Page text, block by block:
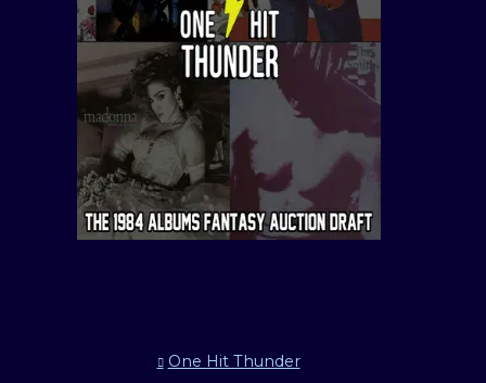
One Hit Thunder